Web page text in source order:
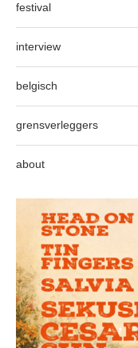
festival
interview
belgisch
grensverleggers
about